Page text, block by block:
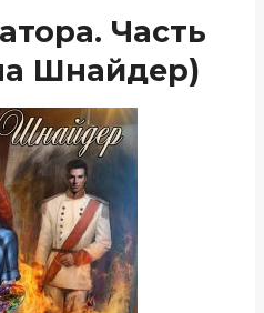
Часть
Шнайдер)